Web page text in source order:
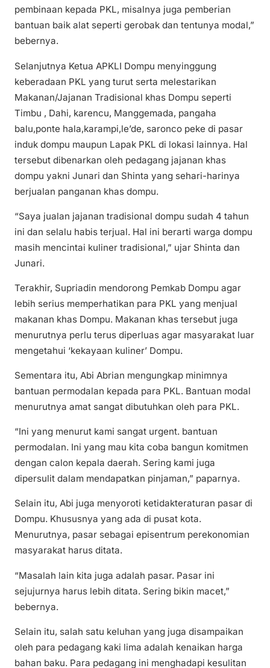
pembinaan kepada PKL, misalnya juga pemberian
bantuan baik alat seperti gerobak dan tentunya modal,”
bebernya.
Selanjutnya Ketua APKLI Dompu menyinggung
keberadaan PKL yang turut serta melestarikan
Makanan/Jajanan Tradisional khas Dompu seperti
Timbu , Dahi, karencu, Manggemada, pangaha
balu,ponte hala,karampi,le’de, saronco peke di pasar
induk dompu maupun Lapak PKL di lokasi lainnya. Hal
tersebut dibenarkan oleh pedagang jajanan khas
dompu yakni Junari dan Shinta yang sehari-harinya
berjualan panganan khas dompu.
“Saya jualan jajanan tradisional dompu sudah 4 tahun
ini dan selalu habis terjual. Hal ini berarti warga dompu
masih mencintai kuliner tradisional,” ujar Shinta dan
Junari.
Terakhir, Supriadin mendorong Pemkab Dompu agar
lebih serius memperhatikan para PKL yang menjual
makanan khas Dompu. Makanan khas tersebut juga
menurutnya perlu terus diperluas agar masyarakat luar
mengetahui ‘kekayaan kuliner’ Dompu.
Sementara itu, Abi Abrian mengungkap minimnya
bantuan permodalan kepada para PKL. Bantuan modal
menurutnya amat sangat dibutuhkan oleh para PKL.
“Ini yang menurut kami sangat urgent. bantuan
permodalan. Ini yang mau kita coba bangun komitmen
dengan calon kepala daerah. Sering kami juga
dipersulit dalam mendapatkan pinjaman,” paparnya.
Selain itu, Abi juga menyoroti ketidakteraturan pasar di
Dompu. Khususnya yang ada di pusat kota.
Menurutnya, pasar sebagai episentrum perekonomian
masyarakat harus ditata.
“Masalah lain kita juga adalah pasar. Pasar ini
sejujurnya harus lebih ditata. Sering bikin macet,”
bebernya.
Selain itu, salah satu keluhan yang juga disampaikan
oleh para pedagang kaki lima adalah kenaikan harga
bahan baku. Para pedagang ini menghadapi kesulitan